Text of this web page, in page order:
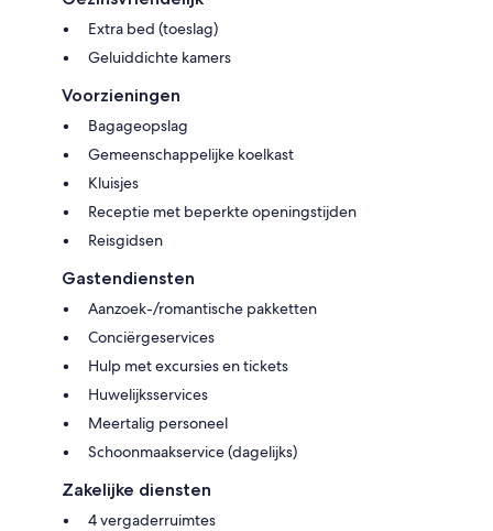
Extra bed (toeslag)
Geluiddichte kamers
Voorzieningen
Bagageopslag
Gemeenschappelijke koelkast
Kluisjes
Receptie met beperkte openingstijden
Reisgidsen
Gastendiensten
Aanzoek-/romantische pakketten
Conciërgeservices
Hulp met excursies en tickets
Huwelijksservices
Meertalig personeel
Schoonmaakservice (dagelijks)
Zakelijke diensten
4 vergaderruimtes